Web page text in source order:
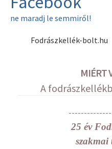
ne maradj le semmiről!
Fodrászkellék-bolt.hu
MIÉRT
A
25 év
szakmai